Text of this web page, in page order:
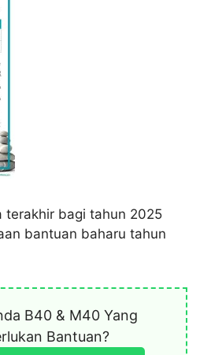
terakhir bagi tahun 2025
bantuan baharu tahun
B40 & M40 Yang
Bantuan?